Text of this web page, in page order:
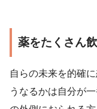
薬をたくさん
自らの未来を的確
うなるかは自分が